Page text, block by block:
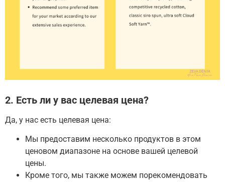
2. Есть ли у вас целевая цена?
Да, у нас есть целевая цена:
Мы предоставим несколько продуктов в этом
ценовом диапазоне на основе вашей целевой
цены.
Кроме того, мы также можем порекомендовать